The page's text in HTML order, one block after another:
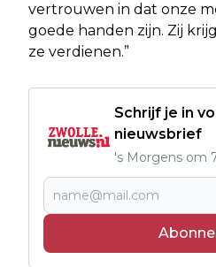
vertrouwen in dat onze
goede handen zijn. Zij
ze verdienen.”
Schrijf je in
nieuwsbrief
's Morgens om